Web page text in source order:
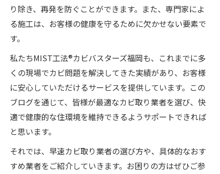
り除き、再発を防ぐことができます。また、専門家によ
る施工は、お客様の健康を守るために欠かせない要素で
す。
私たちMIST工法®カビバスターズ福岡も、これまでに多
くの現場でカビ問題を解決してきた実績があり、お客様
に安心していただけるサービスを提供しています。この
ブログを通じて、皆様が最適なカビ取り業者を選び、快
適で健康的な住環境を維持できるようサポートできれば
と思います。
それでは、早速カビ取り業者の選び方や、具体的なおす
すめ業者をご紹介していきます。お困りの方はぜひご参